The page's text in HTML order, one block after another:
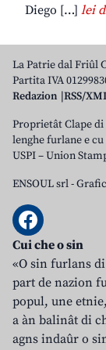
Diego […] lei
La Patrie dal Friûl
Partita IVA
Redazion RSS/
Proprietât Clape
lenghe furlane e
USPI – Union
ENSOUL srl-
Cui che o sin
«O sin furlans
part de nazion
popul, une
a àn balinât di
agns indaûr o